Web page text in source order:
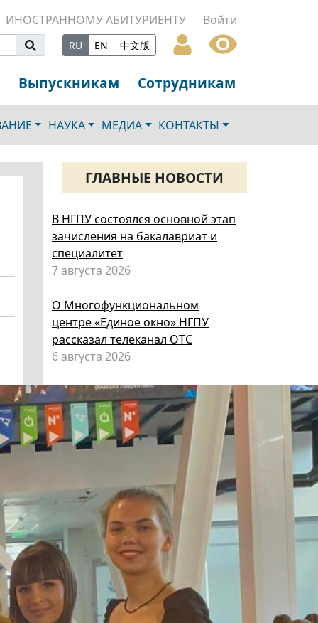
ИНОСТРАННОМУ АБИТУРИЕНТУ Войти
RU EN 中文版
Выпускникам Сотрудникам
НАУКА МЕДИА КОНТАКТЫ
ГЛАВНЫЕ НОВОСТИ
В НГПУ состоялся основной этап
зачисления на бакалавриат и
специалитет
7 августа 2026
О Многофункциональном
центре «Единое окно» НГПУ
рассказал телеканал ОТС
6 августа 2026
Код «Красный-желтый-зеленый»:
как за лето вырастить из
ребенка эксперта по личной
безопасности
Эксперт НГПУ объяснил, как
выбрать «умные» очки и как ими
пользоваться, чтобы не
нарушать закон
5 августа 2026
Директор ИИГСО НГПУ:
региональный компонент курса